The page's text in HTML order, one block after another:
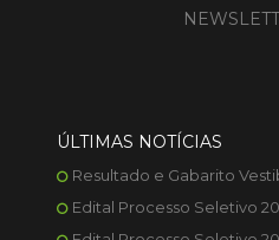
ÚLTIMAS NOTÍCIAS
Resultado e Gabarito
Edital Processo Seletivo